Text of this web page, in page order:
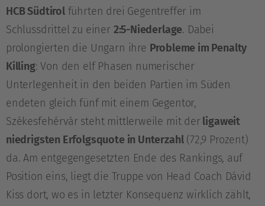
HCB Südtirolführten drei Gegentreffer im
Schlussdrittel zu einer 2:5-Niederlage. Dabei
prolongierten die Ungarn ihre Probleme im Penalty
Killing: Von den elf Phasen numerischer
Unterlegenheit in den beiden Partien im Süden
endeten gleich fünf mit einem Gegentor,
Székesfehérvár steht mittlerweile mit derligaweit
niedrigsten Erfolgsquote in Unterzahl(72,9 Prozent)
da. Am entgegengesetzten Ende des Rankings, auf
Position eins, liegt die Truppe von Head Coach Dávid
Kiss dort, wo es in letzter Konsequenz wirklich zählt,